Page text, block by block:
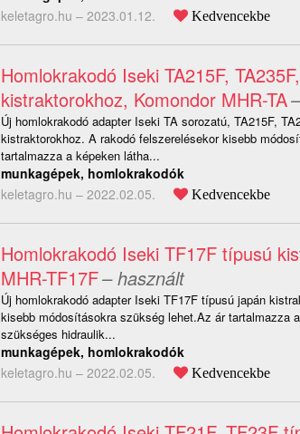
keletagro.hu – 2023.01.12. Kedvencekbe
Homlokrakodó Iseki TA215F,
kistraktorokhoz, Komondor MHR-TA
Új homlokrakodó adapter Iseki TA sorozatú, TA215F,
kistraktorokhoz. A rakodó felszerelésekor kisebb
tartalmazza a képeken látha...
munkagépek, homlokrakodók
keletagro.hu – 2022.02.05. Kedvencekbe
Homlokrakodó Iseki TF17F típusú
MHR-TF17F– használt
Új homlokrakodó adapter Iseki TF17F típusú japán
kisebb módosításokra szükség lehet.Az ár tartalmazza
szükséges hidraulik...
munkagépek, homlokrakodók
keletagro.hu – 2022.02.05. Kedvencekbe